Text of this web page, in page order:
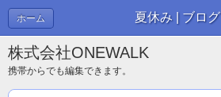
夏休み | ブログ
ホーム
株式会社ONEWALK
携帯からでも編集できます。